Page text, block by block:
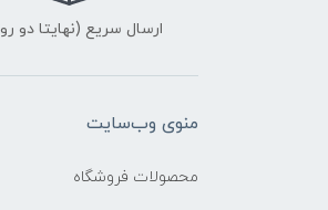
ارسال سریع (نهایتا دو
منوی وب‌سایت
محصولات فروشگاه